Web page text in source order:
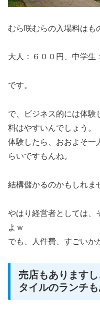
むら咲むらの入場料はも
大人：６００円、中学生
です。
で、ビジネス的には体験
料はやすいんでしょう。
体験したら、おおよそ一
らいですもんね。
結構儲かるのかもしれま
やはり経営者としては、
よｗ
でも、人件費、すごいか
売店もあります
タイルのランチ